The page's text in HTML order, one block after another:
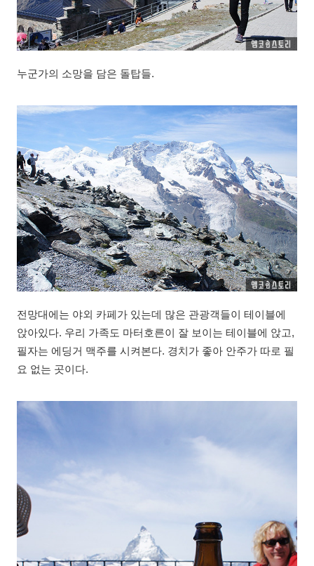
누군가의 소망을 담은 돌탑들.
전망대에는 야외 카페가 있는데 많은 관광객들이 테이블에
앉아있다. 우리 가족도 마터호른이 잘 보이는 테이블에 앉고,
필자는 에딩거 맥주를 시켜본다. 경치가 좋아 안주가 따로 필
요 없는 곳이다.